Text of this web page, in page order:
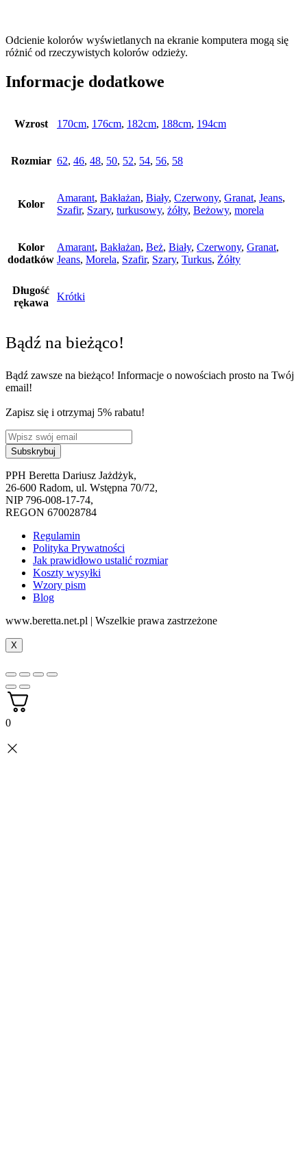
Odcienie kolorów wyświetlanych na ekranie komputera mogą się
różnić od rzeczywistych kolorów odzieży.
Informacje dodatkowe
Wzrost 170cm, 176cm, 182cm, 188cm, 194cm
Rozmiar 62, 46, 48, 50, 52, 54, 56, 58
Kolor
Amarant, Bakłażan, Biały, Czerwony, Granat, Jeans,
Szafir, Szary, turkusowy, żółty, Beżowy, morela
Kolor
dodatków
Amarant, Bakłażan, Beż, Biały, Czerwony, Granat,
Jeans, Morela, Szafir, Szary, Turkus, Żółty
Długość
rękawa
Krótki
Bądź na bieżąco!
Bądź zawsze na bieżąco! Informacje o nowościach prosto na Twój
email!
Zapisz się i otrzymaj 5% rabatu!
PPH Beretta Dariusz Jażdżyk,
26-600 Radom, ul. Wstępna 70/72,
NIP 796-008-17-74,
REGON 670028784
Regulamin
Polityka Prywatności
Jak prawidłowo ustalić rozmiar
Koszty wysyłki
Wzory pism
Blog
www.beretta.net.pl | Wszelkie prawa zastrzeżone
X
0